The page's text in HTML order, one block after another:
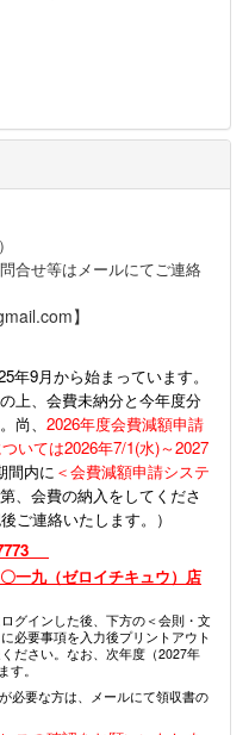
合せ等はメールにてご連絡
】
年9月から始まっています。
上、会費未納分と今年度分
尚、 2026年度会費減額申請
いては2026年7/1(水)～2027
間内に ＜会費減額申請システ
、会費の納入をしてくださ
ご連絡いたします。）
一九（ゼロイチキュウ）店
グインした後、下方の＜会則・文
必要事項を入力後プリントアウト
ださい。なお、次年度（2027年
。
必要な方は、メールにて領収書の